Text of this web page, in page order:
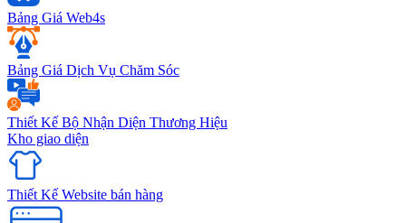
Bảng Giá Web4s
Bảng Giá Dịch Vụ Chăm Sóc
Thiết Kế Bộ Nhận Diện Thương Hiệu
Kho giao diện
Thiết Kế Website bán hàng